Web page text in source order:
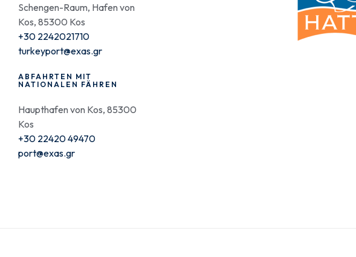
Schengen-Raum, Hafen von
Kos, 85300 Kos
+30 2242021710
turkeyport@exas.gr
ABFAHRTEN MIT
NATIONALEN FÄHREN
Haupthafen von Kos, 85300
Kos
+30 22420 49470
port@exas.gr